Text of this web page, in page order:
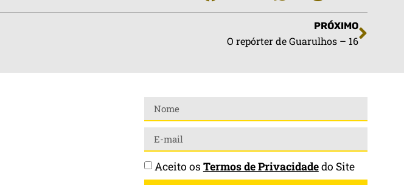
PRÓXIMO
O repórter de Guarulhos – 16
Aceito os Termos de Privacidadedo Site